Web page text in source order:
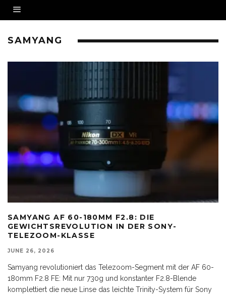
SAMYANG
SAMYANG AF 60-180MM F2.8: DIE
GEWICHTSREVOLUTION IN DER SONY-
TELEZOOM-KLASSE
JUNE 26, 2026
Samyang revolutioniert das Telezoom-Segment mit der AF 60-
180mm F2.8 FE: Mit nur 730g und konstanter F2.8-Blende
komplettiert die neue Linse das leichte Trinity-System für Sony